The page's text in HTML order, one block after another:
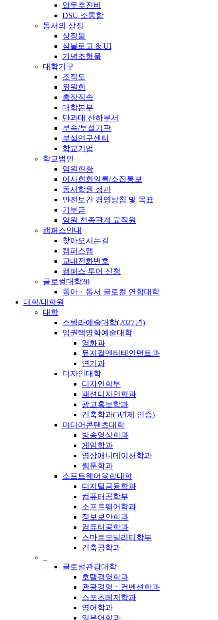
업무추진비
DSU 소통함
동서의 상징
상징물
심볼로고 & UI
기념조형물
대학기구
조직도
위원회
총장직속
대학본부
단과대 산하부서
부속/부설기관
부설연구센터
학교기업
학교법인
임원현황
이사회회의록/소집통보
동서학원 정관
안전보건 경영방침 및 목표
기부금
임원 친족관계 교직원
캠퍼스안내
찾아오시는길
캠퍼스맵
교내전화번호
캠퍼스 투어 신청
글로컬대학30
동아ㆍ동서 글로컬 연합대학
대학/대학원
대학
스텔라예술대학(2027년)
임권택영화예술대학
영화과
뮤지컬엔터테인먼트과
연기과
디자인대학
디자인학부
패션디자인학과
광고홍보학과
건축학과(5년제 인증)
미디어콘텐츠대학
방송영상학과
게임학과
영상애니메이션학과
웹툰학과
소프트웨어융합대학
디지털금융학과
컴퓨터공학부
소프트웨어학과
정보보안학과
컴퓨터공학과
스마트모빌리티학부
건축공학과
글로벌관광대학
호텔경영학과
관광경영ㆍ컨벤션학과
스포츠레저학과
영어학과
일본어학과